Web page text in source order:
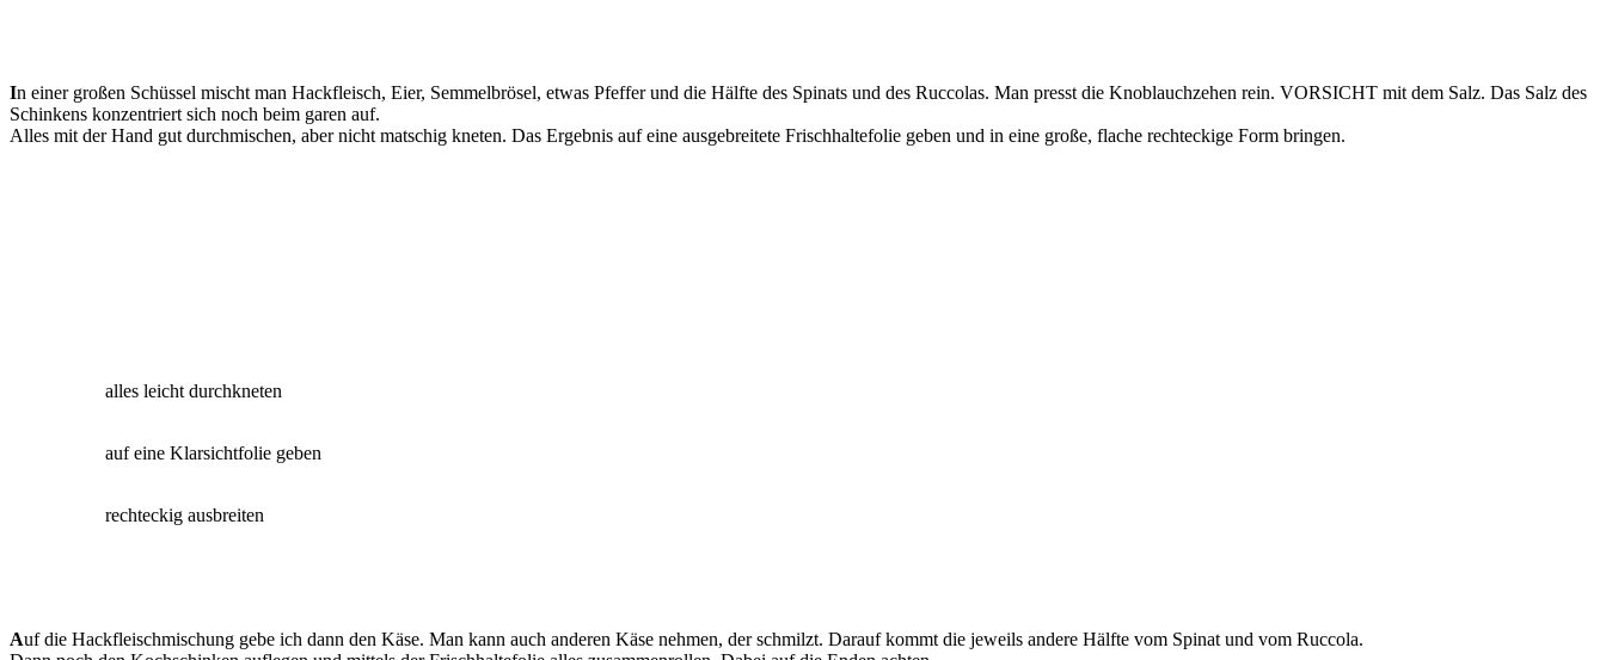
In einer großen Schüssel mischt man Hackfleisch, Eier, Semmelbrösel, etwas Pfeffer und die Hälfte des Spinats und des Ruccolas. Man presst die Knoblauchzehen rein. VORSICHT mit dem Salz. Das Salz des
Schinkens konzentriert sich noch beim garen auf.
Alles mit der Hand gut durchmischen, aber nicht matschig kneten. Das Ergebnis auf eine ausgebreitete Frischhaltefolie geben und in eine große, flache rechteckige Form bringen.
alles leicht durchkneten
auf eine Klarsichtfolie geben
rechteckig ausbreiten
Auf die Hackfleischmischung gebe ich dann den Käse. Man kann auch anderen Käse nehmen, der schmilzt. Darauf kommt die jeweils andere Hälfte vom Spinat und vom Ruccola.